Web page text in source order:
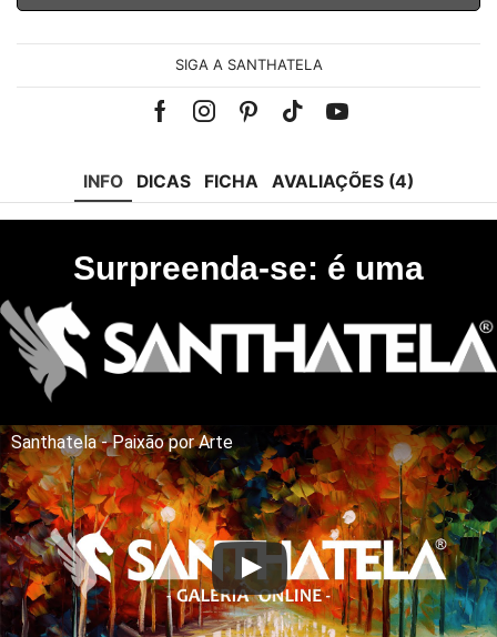
SIGA A SANTHATELA
Facebook
Instagram
Pinterest
Tik-Youtube
INFO DICAS FICHA AVALIAÇÕES (4)
Surpreenda-se: é uma
Santhatela - Paixão por Arte